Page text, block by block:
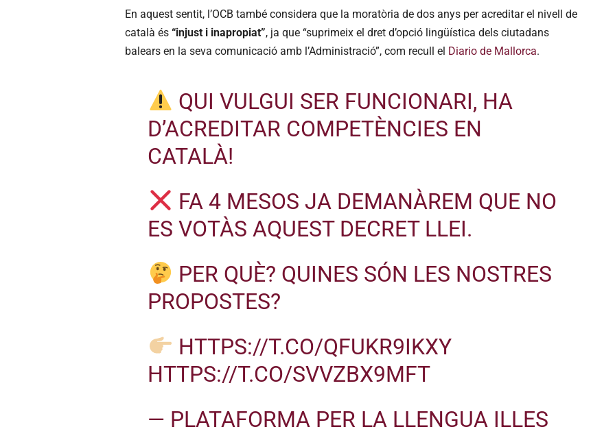
En aquest sentit, l’OCB també considera que la moratòria de dos anys per acreditar el nivell de
català és “injust i inapropiat”, ja que “suprimeix el dret d’opció lingüística dels ciutadans
balears en la seva comunicació amb l’Administració”, com recull el Diario de Mallorca.
QUI VULGUI SER FUNCIONARI, HA
D’ACREDITAR COMPETÈNCIES EN
CATALÀ!
FA 4 MESOS JA DEMANÀREM QUE NO
ES VOTÀS AQUEST DECRET LLEI.
PER QUÈ? QUINES SÓN LES NOSTRES
PROPOSTES?
HTTPS://T.CO/QFUKR9IKXY
HTTPS://T.CO/SVVZBX9MFT
— PLATAFORMA PER LA LLENGUA ILLES